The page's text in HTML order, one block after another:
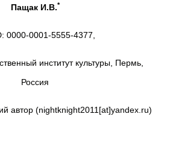
Пащак И.В.*
0000-0001-5555-4377,
институт культуры, Пермь,
Россия
автор (nightknight2011[at]yandex.ru)